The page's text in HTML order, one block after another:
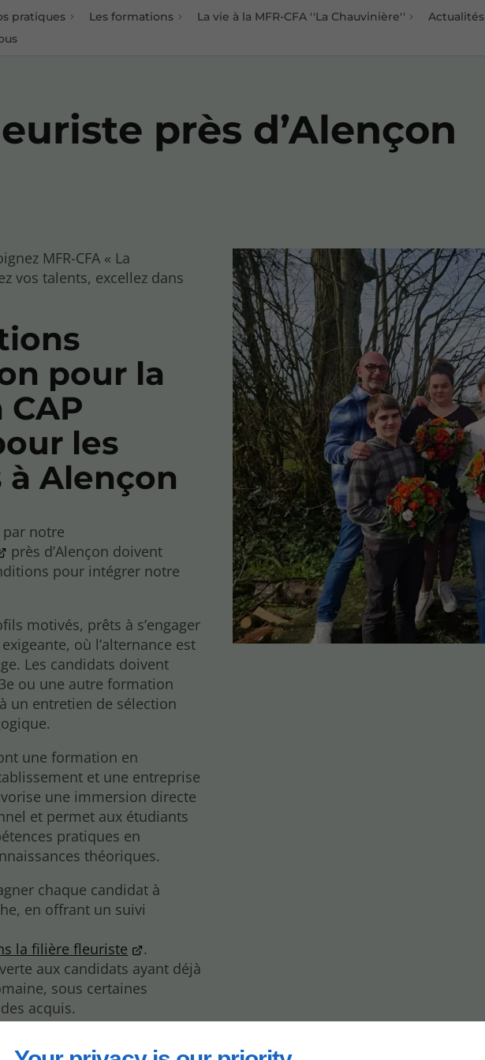
pratiques Les formations La vie à la MFR-CFA ''La Chauvinière''
Actualités
près d’Alençon
MFR-CFA « La
vos talents, excellez dans
pour la
les
Alençon
par notre
près d’Alençon doivent
pour intégrer notre
motivés, prêts à s’engager
où l’alternance est
Les candidats doivent
ou une autre formation
un entretien de sélection
une formation en
et une entreprise
une immersion directe
et permet aux étudiants
pratiques en
théoriques.
chaque candidat à
en offrant un suivi
la filière fleuriste
.
aux candidats ayant déjà
sous certaines
acquis.